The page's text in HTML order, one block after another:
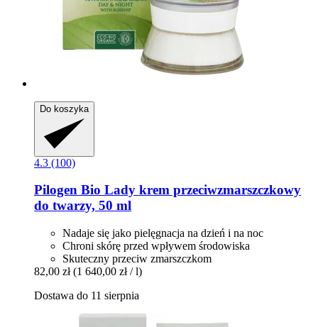
Do koszyka
4.3 (100)
Pilogen Bio Lady krem przeciwzmarszczkowy
do twarzy, 50 ml
Nadaje się jako pielęgnacja na dzień i na noc
Chroni skórę przed wpływem środowiska
Skuteczny przeciw zmarszczkom
82,00 zł (1 640,00 zł / l)
Dostawa do 11 sierpnia